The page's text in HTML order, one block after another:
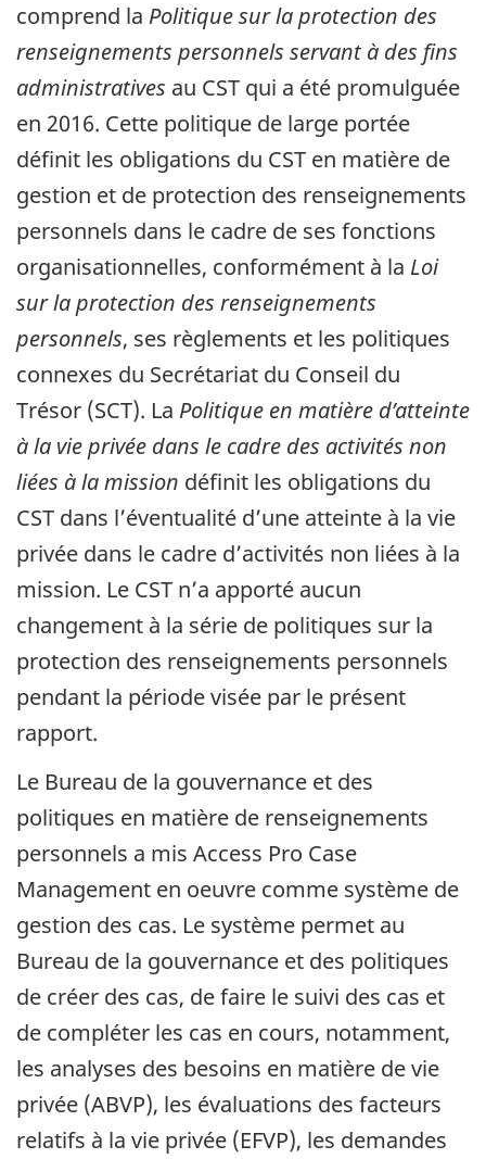
comprend la Politique sur la protection des
renseignements personnels servant à des fins
administratives au CST qui a été promulguée
en 2016. Cette politique de large portée
définit les obligations du CST en matière de
gestion et de protection des renseignements
personnels dans le cadre de ses fonctions
organisationnelles, conformément à la Loi
sur la protection des renseignements
personnels, ses règlements et les politiques
connexes du Secrétariat du Conseil du
Trésor (SCT). La Politique en matière d’atteinte
à la vie privée dans le cadre des activités non
liées à la mission définit les obligations du
CST dans l’éventualité d’une atteinte à la vie
privée dans le cadre d’activités non liées à la
mission. Le CST n’a apporté aucun
changement à la série de politiques sur la
protection des renseignements personnels
pendant la période visée par le présent
rapport.
Le Bureau de la gouvernance et des
politiques en matière de renseignements
personnels a mis Access Pro Case
Management en oeuvre comme système de
gestion des cas. Le système permet au
Bureau de la gouvernance et des politiques
de créer des cas, de faire le suivi des cas et
de compléter les cas en cours, notamment,
les analyses des besoins en matière de vie
privée (ABVP), les évaluations des facteurs
relatifs à la vie privée (EFVP), les demandes